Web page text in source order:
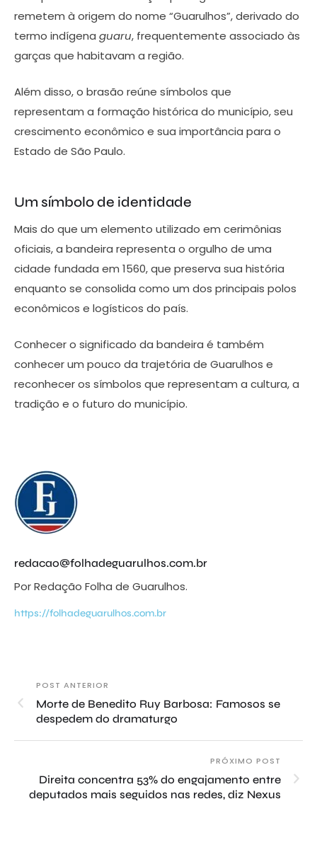
remetem à origem do nome “Guarulhos”, derivado do
termo indígena guaru, frequentemente associado às
garças que habitavam a região.
Além disso, o brasão reúne símbolos que
representam a formação histórica do município, seu
crescimento econômico e sua importância para o
Estado de São Paulo.
Um símbolo de identidade
Mais do que um elemento utilizado em cerimônias
oficiais, a bandeira representa o orgulho de uma
cidade fundada em 1560, que preserva sua história
enquanto se consolida como um dos principais polos
econômicos e logísticos do país.
Conhecer o significado da bandeira é também
conhecer um pouco da trajetória de Guarulhos e
reconhecer os símbolos que representam a cultura, a
tradição e o futuro do município.
redacao@folhadeguarulhos.com.br
Por Redação Folha de Guarulhos.
https://folhadeguarulhos.com.br
POST ANTERIOR
Morte de Benedito Ruy Barbosa: Famosos se
despedem do dramaturgo
PRÓXIMO POST
Direita concentra 53% do engajamento entre
deputados mais seguidos nas redes, diz Nexus